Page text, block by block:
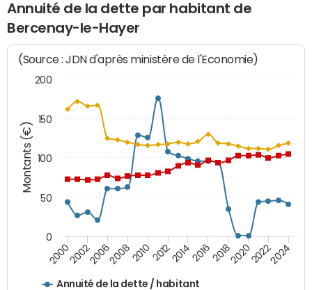
Annuité de la dette par habitant de
Bercenay-le-Hayer
Montants (€)
(Source : JDN d'après ministère de l'Economie)
Annuité de la dette / habitant
200020022006200820102012201420162018202020222024
0
50
100
150
200